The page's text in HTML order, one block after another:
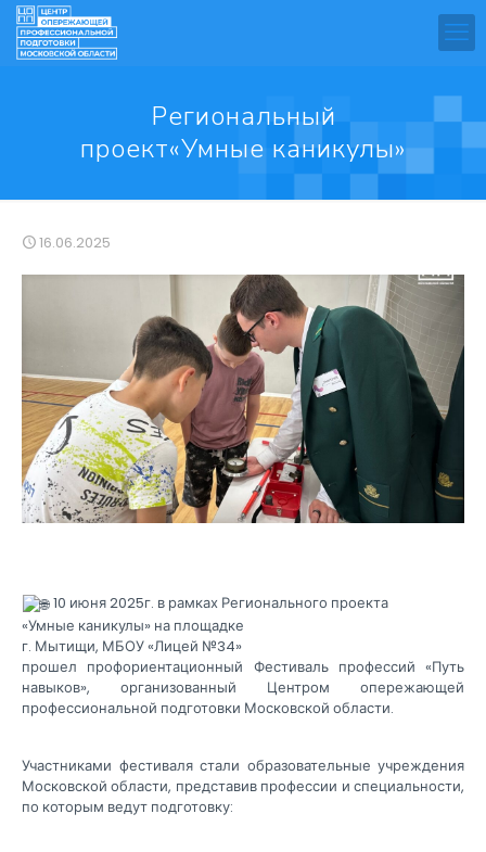
Региональный
проект«Умные каникулы»
16.06.2025
10 июня 2025г. в рамках Регионального проекта
«Умные каникулы» на площадке
г. Мытищи, МБОУ «Лицей №34»
прошел профориентационный Фестиваль профессий «Путь
навыков», организованный Центром опережающей
профессиональной подготовки Московской области.
Участниками фестиваля стали образовательные учреждения
Московской области, представив профессии и специальности,
по которым ведут подготовку: